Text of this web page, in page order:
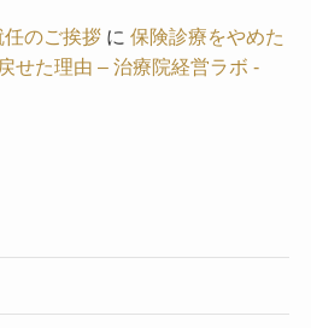
のご挨拶に 保険診療をやめた
せた理由 – 治療院経営ラボ -